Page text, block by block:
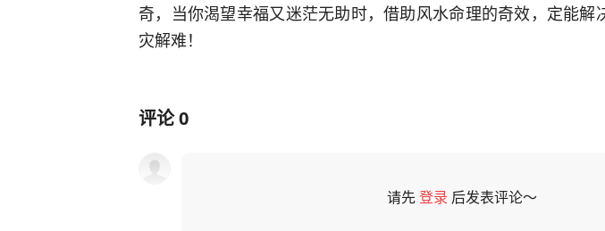
奇，当你渴望幸福又迷茫无助时，借助风水命理的奇效，定能解
灾解难！
评论0
请先登录 后发表评论～